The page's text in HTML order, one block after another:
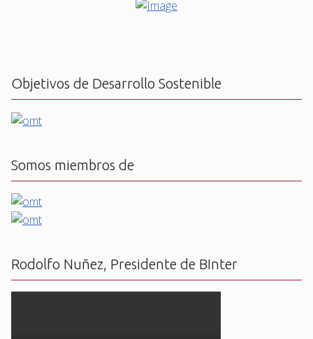
Objetivos de Desarrollo Sostenible
Somos miembros de
Rodolfo Nuñez, Presidente de BInter